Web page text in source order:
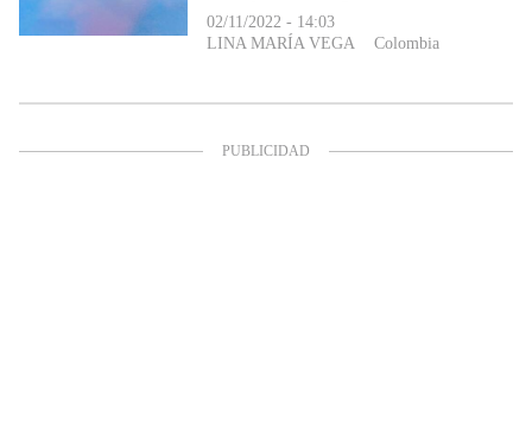
02/11/2022 - 14:03
LINA MARÍA VEGA
Colombia